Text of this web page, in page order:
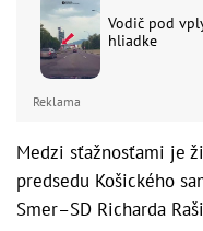
Vodič pod
hliadke
Reklama
Medzi sťažnosťami je
predsedu Košického
Smer–SD Richarda